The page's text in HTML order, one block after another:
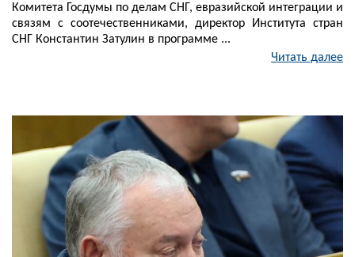
Комитета Госдумы по делам СНГ, евразийской интеграции и
связям с соотечественниками, директор Института стран
СНГ Константин Затулин в программе ...
Читать далее